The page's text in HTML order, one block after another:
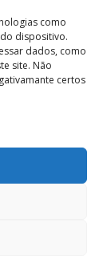
como
dispositivo.
dados, como
site. Não
certos